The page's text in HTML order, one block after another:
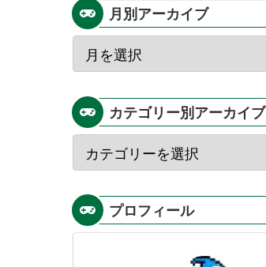
月別アーカイブ
カテゴリー別アーカイブ
プロフィール